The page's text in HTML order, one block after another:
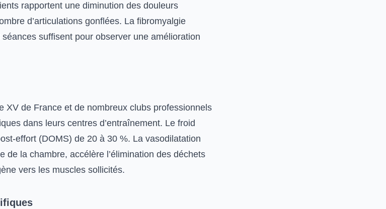
rapportent une diminution des douleurs
d’articulations gonflées. La fibromyalgie
suffisent pour observer une amélioration
XV de France et de nombreux clubs professionnels
dans leurs centres d’entraînement. Le froid
effort (DOMS) de 20 à 30 %. La vasodilatation
de la chambre, accélère l’élimination des déchets
vers les muscles sollicités.